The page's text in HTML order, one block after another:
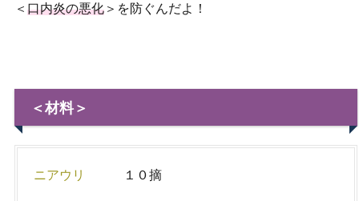
＜ 口内炎の悪化 ＞を防ぐんだよ！
＜材料＞
ニアウリ １０摘